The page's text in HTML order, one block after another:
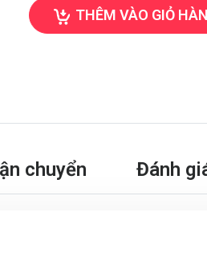
THÊM VÀO GIỎ
chuyển Đánh